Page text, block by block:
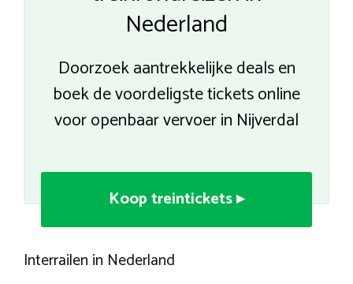
Nederland
Doorzoek aantrekkelijke deals en
boek de voordeligste tickets online
voor openbaar vervoer in Nijverdal
Koop treintickets ▸
Interrailen in Nederland